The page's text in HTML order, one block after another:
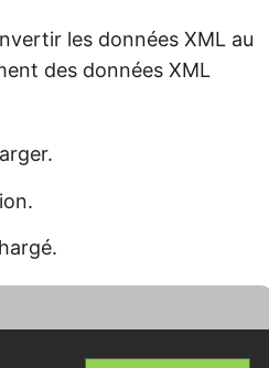
les données XML au
des données XML